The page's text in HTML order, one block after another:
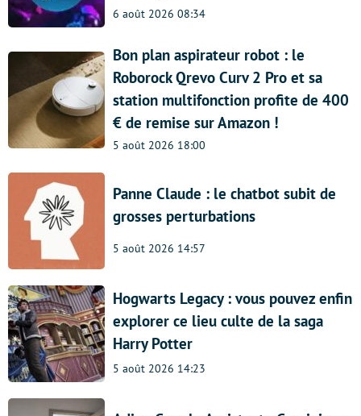
6 août 2026 08:34
Bon plan aspirateur robot : le
Roborock Qrevo Curv 2 Pro et sa
station multifonction profite de 400
€ de remise sur Amazon !
5 août 2026 18:00
Panne Claude : le chatbot subit de
grosses perturbations
5 août 2026 14:57
Hogwarts Legacy : vous pouvez enfin
explorer ce lieu culte de la saga
Harry Potter
5 août 2026 14:23